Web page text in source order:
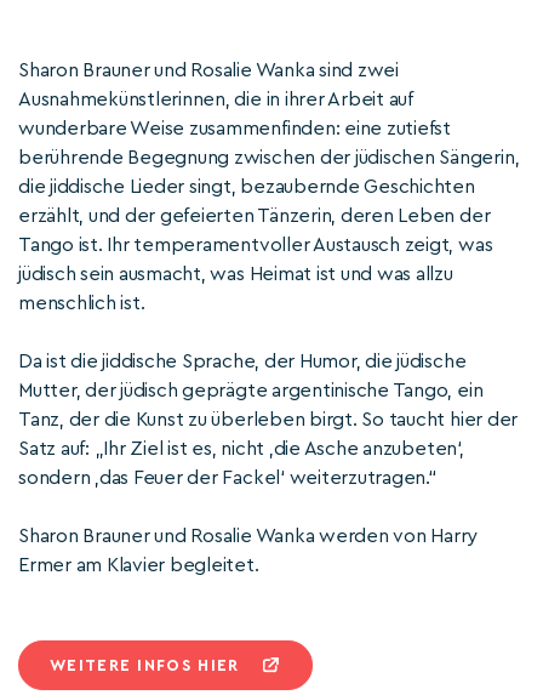
Sharon Brauner und Rosalie Wanka sind zwei
Ausnahmekünstlerinnen, die in ihrer Arbeit auf
wunderbare Weise zusammenfinden: eine zutiefst
berührende Begegnung zwischen der jüdischen Sängerin,
die jiddische Lieder singt, bezaubernde Geschichten
erzählt, und der gefeierten Tänzerin, deren Leben der
Tango ist. Ihr temperamentvoller Austausch zeigt, was
jüdisch sein ausmacht, was Heimat ist und was allzu
menschlich ist.
Da ist die jiddische Sprache, der Humor, die jüdische
Mutter, der jüdisch geprägte argentinische Tango, ein
Tanz, der die Kunst zu überleben birgt. So taucht hier der
Satz auf: „Ihr Ziel ist es, nicht ,die Asche anzubeten‘,
sondern ,das Feuer der Fackel‘ weiterzutragen.“
Sharon Brauner und Rosalie Wanka werden von Harry
Ermer am Klavier begleitet.
WEITERE INFOS HIER